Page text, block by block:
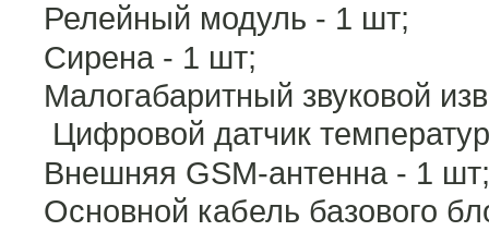
Релейный модуль - 1 шт;
Сирена - 1 шт;
Малогабаритный звуковой
Цифровой датчик
Внешняя GSM-антенна - 1
Основной кабель базового